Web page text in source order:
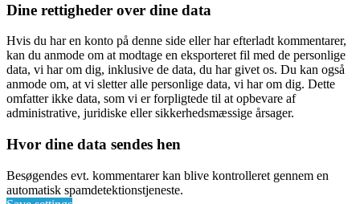
Dine rettigheder over dine data
Hvis du har en konto på denne side eller har efterladt kommentarer,
kan du anmode om at modtage en eksporteret fil med de personlige
data, vi har om dig, inklusive de data, du har givet os. Du kan også
anmode om, at vi sletter alle personlige data, vi har om dig. Dette
omfatter ikke data, som vi er forpligtede til at opbevare af
administrative, juridiske eller sikkerhedsmæssige årsager.
Hvor dine data sendes hen
Besøgendes evt. kommentarer kan blive kontrolleret gennem en
automatisk spamdetektionstjeneste.